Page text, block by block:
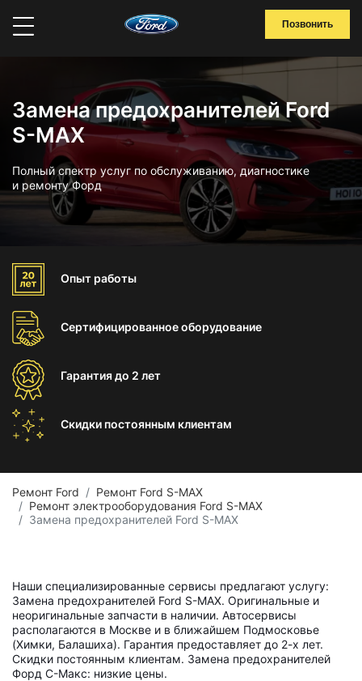
Позвонить
Замена предохранителей Ford
S-MAX
Полный спектр услуг по обслуживанию, диагностике
и ремонту Форд
Опыт работы
Сертифицированноеоборудование
Гарантиядо 2 лет
Скидки постоянным клиентам
Ремонт Ford
Ремонт Ford S-MAX
Ремонт электрооборудования Ford S-MAX
Замена предохранителей Ford S-MAX
Наши специализированные сервисы предлагают услугу:
Замена предохранителей Ford S-MAX. Оригинальные и
неоригинальные запчасти в наличии. Автосервисы
располагаются в Москве и в ближайшем Подмосковье
(Химки, Балашиха). Гарантия предоставляет до 2-х лет.
Скидки постоянным клиентам. Замена предохранителей
Форд С-Макс: низкие цены.